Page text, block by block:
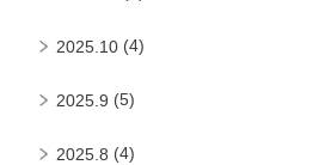
2025.10 (4)
2025.9 (5)
2025.8 (4)